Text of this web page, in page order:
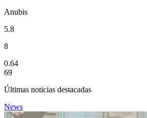
Anubis
5.8
8
0.64
69
Últimas noticias destacadas
News